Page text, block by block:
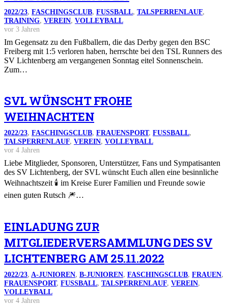
2022/23, FASCHINGSCLUB, FUSSBALL, TALSPERRENLAUF,
TRAINING, VEREIN, VOLLEYBALL
vor 3 Jahren
Im Gegensatz zu den Fußballern, die das Derby gegen den BSC
Freiberg mit 1:5 verloren haben, herrschte bei den TSL Runners des
SV Lichtenberg am vergangenen Sonntag eitel Sonnenschein.
Zum…
SVL WÜNSCHT FROHE
WEIHNACHTEN
2022/23, FASCHINGSCLUB, FRAUENSPORT, FUSSBALL,
TALSPERRENLAUF, VEREIN, VOLLEYBALL
vor 4 Jahren
Liebe Mitglieder, Sponsoren, Unterstützer, Fans und Sympatisanten
des SV Lichtenberg, der SVL wünscht Euch allen eine besinnliche
Weihnachtszeit 🕯 im Kreise Eurer Familien und Freunde sowie
einen guten Rutsch 🎆…
EINLADUNG ZUR
MITGLIEDERVERSAMMLUNG DES SV
LICHTENBERG AM 25.11.2022
2022/23, A-JUNIOREN, B-JUNIOREN, FASCHINGSCLUB, FRAUEN,
FRAUENSPORT, FUSSBALL, TALSPERRENLAUF, VEREIN,
VOLLEYBALL
vor 4 Jahren